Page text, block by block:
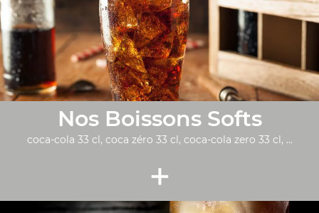
Nos Boissons Softs
coca-cola 33 cl, coca zéro 33 cl, coca-cola zero 33 cl, ...
+